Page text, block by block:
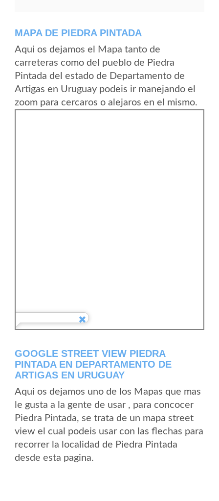
MAPA DE PIEDRA PINTADA
Aqui os dejamos el Mapa tanto de
carreteras como del pueblo de Piedra
Pintada del estado de Departamento de
Artigas en Uruguay podeis ir manejando el
zoom para cercaros o alejaros en el mismo.
GOOGLE STREET VIEW PIEDRA
PINTADA EN DEPARTAMENTO DE
ARTIGAS EN URUGUAY
Aqui os dejamos uno de los Mapas que mas
le gusta a la gente de usar , para concocer
Piedra Pintada, se trata de un mapa street
view el cual podeis usar con las flechas para
recorrer la localidad de Piedra Pintada
desde esta pagina.